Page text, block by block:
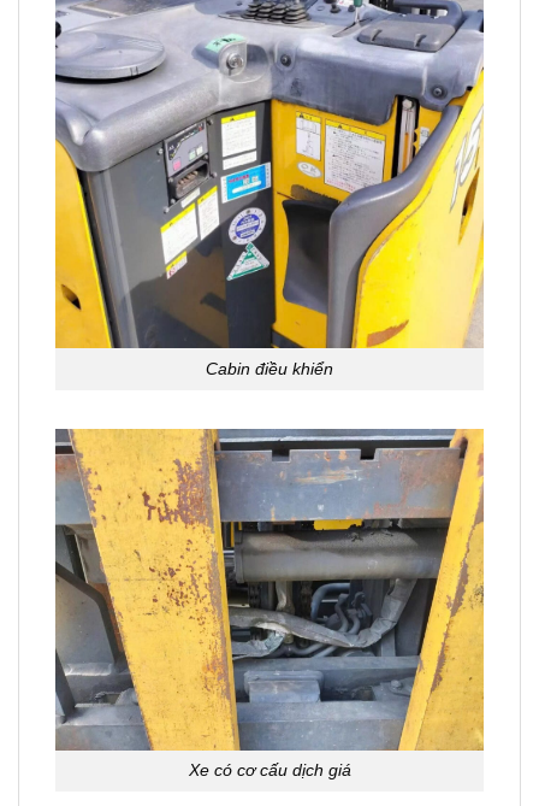
Cabin điều khiển
Xe có cơ cấu dịch giá